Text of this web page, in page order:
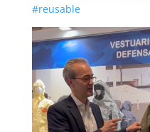
#reusable